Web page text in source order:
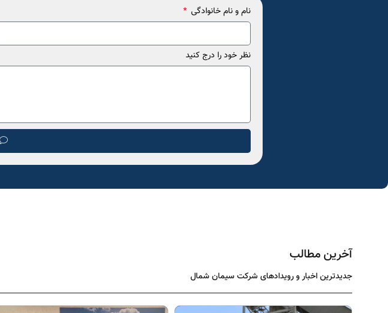
نام و نام خانوادگی
نظر خود را درج کنید
آخرین مطالب
جدیدترین اخبار و رویدادهای شرکت سیمان شمال